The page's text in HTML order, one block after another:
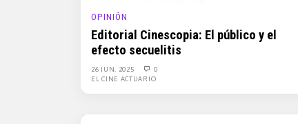
OPINIÓN
Editorial Cinescopia: El público y el
efecto secuelitis
26 JUN, 2025
0
EL CINE ACTUARIO